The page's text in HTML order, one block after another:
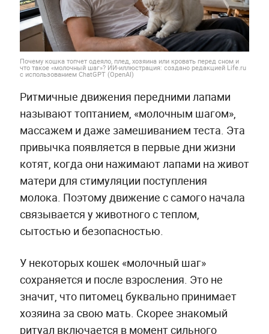
Почему кошка топчет одеяло, плед, хозяина или кровать перед сном и
что такое «молочный шаг»? ИИ-иллюстрация: создано редакцией Life.ru
с использованием ChatGPT (OpenAI)
Ритмичные движения передними лапами
называют топтанием, «молочным шагом»,
массажем и даже замешиванием теста. Эта
привычка появляется в первые дни жизни
котят, когда они нажимают лапами на живот
матери для стимуляции поступления
молока. Поэтому движение с самого начала
связывается у животного с теплом,
сытостью и безопасностью.
У некоторых кошек «молочный шаг»
сохраняется и после взросления. Это не
значит, что питомец буквально принимает
хозяина за свою мать. Скорее знакомый
ритуал включается в момент сильного